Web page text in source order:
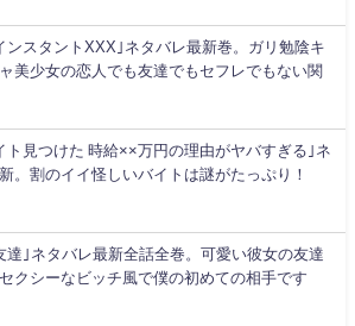
ンスタントXXX｣ネタバレ最新巻。ガリ勉陰キ
美少女の恋人でも友達でもセフレでもない関
ト見つけた 時給××万円の理由がヤバすぎる｣ネ
。割のイイ怪しいバイトは謎がたっぷり！
達｣ネタバレ最新全話全巻。可愛い彼女の友達
クシーなビッチ風で僕の初めての相手です